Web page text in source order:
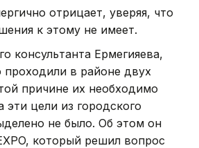
отрицает, уверяя, что
к этому не имеет.
консультанта Ермегияева,
проходили в районе двух
причине их необходимо
эти цели из городского
не было. Об этом он
который решил вопрос